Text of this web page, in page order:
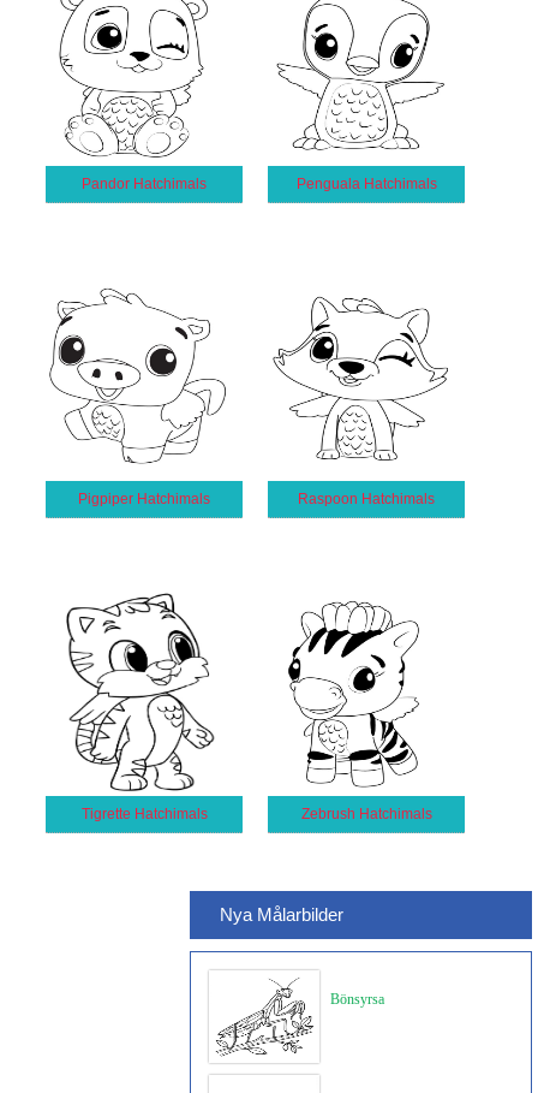
Pandor Hatchimals Penguala Hatchimals
Pigpiper Hatchimals Raspoon Hatchimals
Tigrette Hatchimals Zebrush Hatchimals
Nya Målarbilder
Bönsyrsa